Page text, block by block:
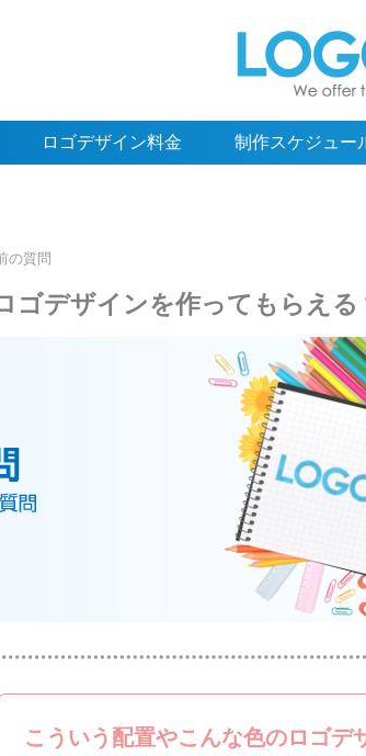
ロゴデザイン料金 制作スケジュー
の質問
ゴデザインを作ってもらえる
こういう配置やこんな色のロゴデ